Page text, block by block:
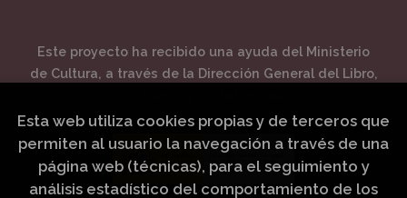
Este proyecto ha recibido una ayuda del Ministerio
de Cultura, a través de la Dirección General del Libro,
Esta web utiliza cookies propias y de terceros que
permiten al usuario la navegación a través de una
página web (técnicas), para el seguimiento y
análisis estadístico del comportamiento de los